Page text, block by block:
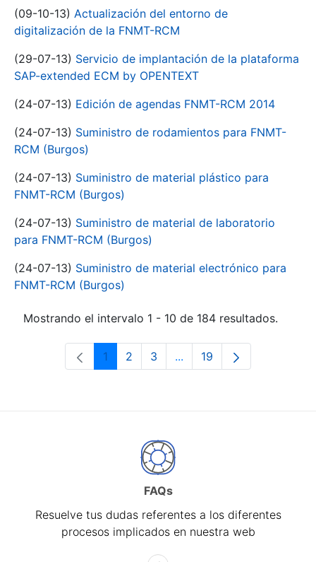
(09-10-13) Actualización del entorno de
digitalización de la FNMT-RCM
(29-07-13) Servicio de implantación de la plataforma
SAP-extended ECM by OPENTEXT
(24-07-13) Edición de agendas FNMT-RCM 2014
(24-07-13) Suministro de rodamientos para FNMT-
RCM (Burgos)
(24-07-13) Suministro de material plástico para
FNMT-RCM (Burgos)
(24-07-13) Suministro de material de laboratorio
para FNMT-RCM (Burgos)
(24-07-13) Suministro de material electrónico para
FNMT-RCM (Burgos)
Mostrando el intervalo 1 - 10 de 184 resultados.
Página
1 Página
2 Página
3 ...Páginas intermedias Use
Página
19
FAQs
Resuelve tus dudas referentes a los diferentes
procesos implicados en nuestra web